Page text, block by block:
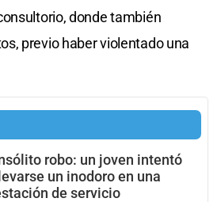
donde también
previo haber violentado una
robo: un joven intentó
llevarse un inodoro en una
de servicio